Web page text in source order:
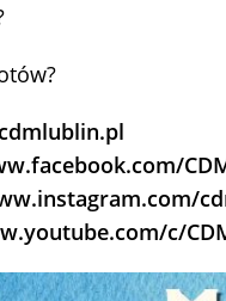
c/